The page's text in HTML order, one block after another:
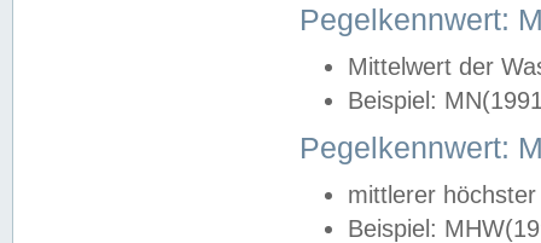
Pegelkennwert:
Mittelwert der
Beispiel:
Pegelkennwert:
mittlerer
Beispiel: